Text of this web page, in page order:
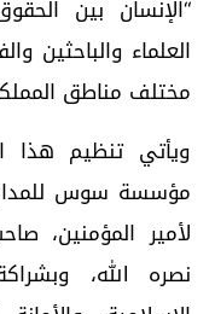
“الإنسان بين
العلماء والباحثين
مختلف مناطق
ويأتي تنظيم هذا
مؤسسة سوس
لأمير المؤمنين،
نصره الله،